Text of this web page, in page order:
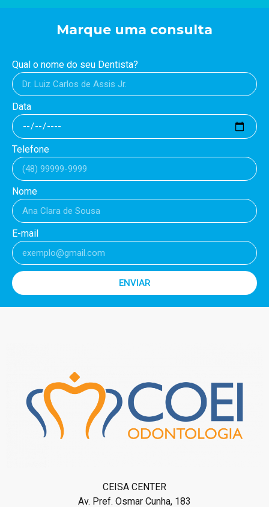
Marque uma consulta
Qual o nome do seu Dentista?
Data
Telefone
Nome
E-mail
ENVIAR
CEISA CENTER
Av. Pref. Osmar Cunha, 183